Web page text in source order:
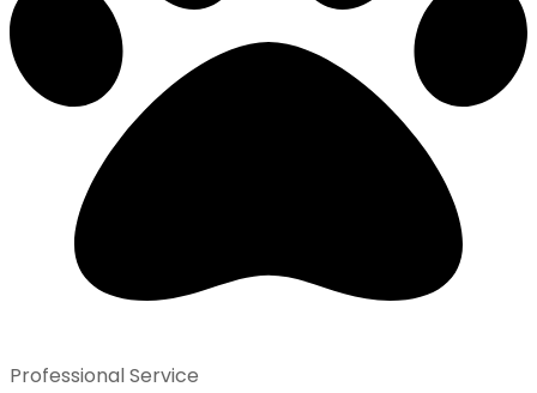
Professional Service